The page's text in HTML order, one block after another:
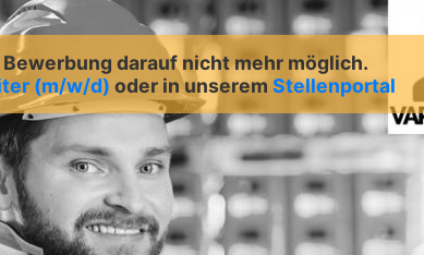
darauf nicht mehr möglich.
(m/w/d) oder in unserem Stellenportal